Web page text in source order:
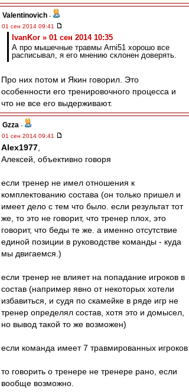
Valentinovich -
01 сен 2014 09:41
IvanKor » 01 сен 2014 10:35
А про мышечные травмы Arni51 хорошо все
расписывал, я его мнению склонен доверять.
Про них потом и Якин говорил. Это
особенности его тренировочного процесса и
что не все его выдерживают.
Gzza -
01 сен 2014 09:41
Alex1977
Алексей, объективно говоря
если тренер не имел отношения к
комплектованию состава (он только пришел и
имеет дело с тем что было. если результат тот
же, то это не говорит, что тренер плох, это
говорит, что беды те же. а именно отсутствие
единой позиции в руководстве команды - куда
мы двигаемся.)
если тренер не влияет на попадание игроков в
состав (например явно от некоторых хотели
избавиться, и судя по скамейке в ряде игр не
тренер определял состав, хотя это и домысел,
но вывод такой то же возможен)
если команда имеет 7 травмированных игроков
то говорить о тренере не тренере рано, если
вообще возможно.